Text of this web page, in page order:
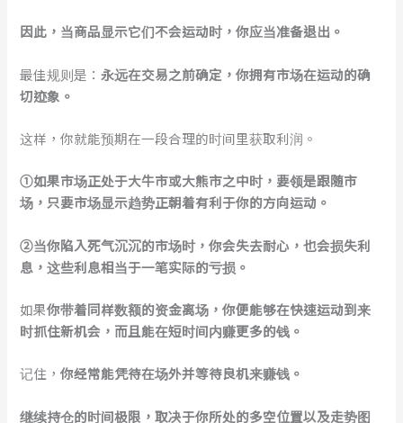
因此，当商品显示它们不会运动时，你应当准备退出。
最佳规则是：永远在交易之前确定，你拥有市场在运动的确
切迹象。
这样，你就能预期在一段合理的时间里获取利润。
①如果市场正处于大牛市或大熊市之中时，要领是跟随市
场，只要市场显示趋势正朝着有利于你的方向运动。
②当你陷入死气沉沉的市场时，你会失去耐心，也会损失利
息，这些利息相当于一笔实际的亏损。
如果你带着同样数额的资金离场，你便能够在快速运动到来
时抓住新机会，而且能在短时间内赚更多的钱。
记住，你经常能凭待在场外并等待良机来赚钱。
继续持仓的时间极限，取决于你所处的多空位置以及走势图